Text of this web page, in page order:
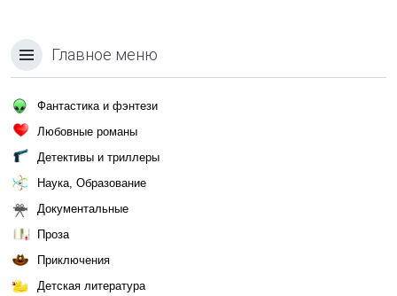
Главное меню
Фантастика и фэнтези
Любовные романы
Детективы и триллеры
Наука, Образование
Документальные
Проза
Приключения
Детская литература